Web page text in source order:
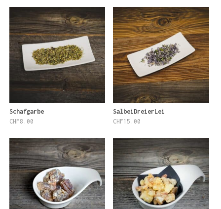
Schafgarbe
CHF8.00
SalbeiDreierLei
CHF15.00